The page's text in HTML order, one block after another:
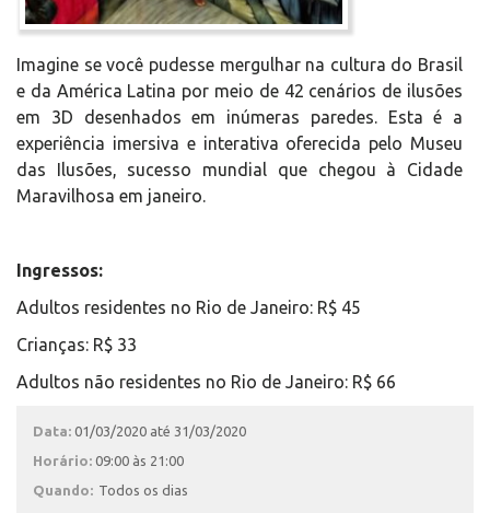
Imagine se você pudesse mergulhar na cultura do Brasil
e da América Latina por meio de 42 cenários de ilusões
em 3D desenhados em inúmeras paredes. Esta é a
experiência imersiva e interativa oferecida pelo Museu
das Ilusões, sucesso mundial que chegou à Cidade
Maravilhosa em janeiro.
Ingressos:
Adultos residentes no Rio de Janeiro: R$ 45
Crianças: R$ 33
Adultos não residentes no Rio de Janeiro: R$ 66
Data: 01/03/2020 até 31/03/2020
Horário: 09:00 às 21:00
Quando: Todos os dias